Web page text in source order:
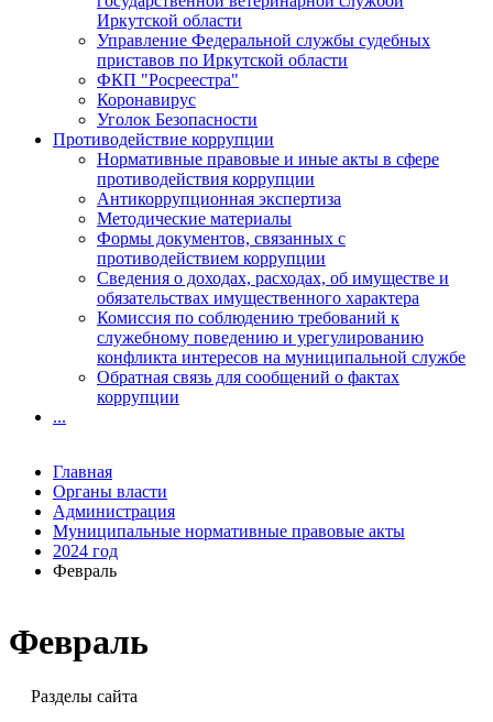
Февраль
Разделы сайта
Иркутской области
Управление Федеральной службы судебных
приставов по Иркутской области
ФКП "Росреестра"
Коронавирус
Уголок Безопасности
Противодействие коррупции
Нормативные правовые и иные акты в сфере
противодействия коррупции
Антикоррупционная экспертиза
Методические материалы
Формы документов, связанных с
противодействием коррупции
Сведения о доходах, расходах, об имуществе и
обязательствах имущественного характера
Комиссия по соблюдению требований к
служебному поведению и урегулированию
конфликта интересов на муниципальной службе
Обратная связь для сообщений о фактах
коррупции
...
Главная
Органы власти
Администрация
Муниципальные нормативные правовые акты
2024 год
Февраль